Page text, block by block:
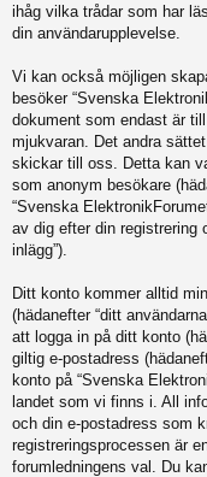
ihåg vilka trådar som har
din användarupplevelse.
Vi kan också möjligen
besöker “Svenska
dokument som endast är
mjukvaran. Det andra
skickar till oss. Detta kan
som anonym besökare
“Svenska
av dig efter din registrering
inlägg”).
Ditt konto kommer alltid
(hädanefter “ditt
att logga in på ditt konto
giltig e-postadress
konto på “Svenska
landet som vi finns i. All
och din e-postadress som
registreringsprocessen är
forumledningens val. Du